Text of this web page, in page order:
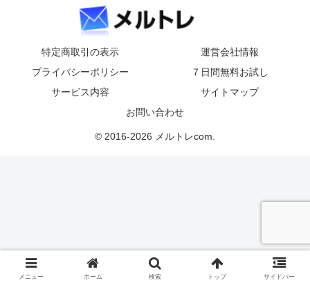
特定商取引の表示
運営会社情報
プライバシーポリシー
７日間無料お試し
サービス内容
サイトマップ
お問い合わせ
© 2016-2026 メルトレcom.
メニュー ホーム 検索 トップ サイドバー